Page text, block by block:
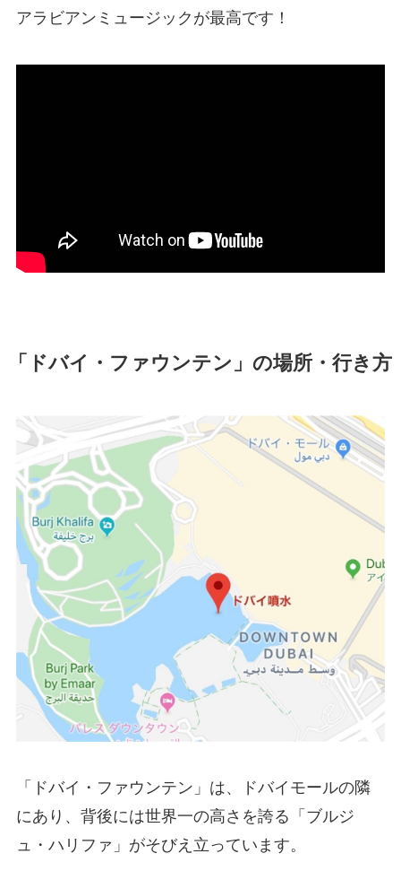
アラビアンミュージックが最高です！
「ドバイ・ファウンテン」の場所・行き方
「ドバイ・ファウンテン」は、ドバイモールの隣
にあり、背後には世界一の高さを誇る「ブルジ
ュ・ハリファ」がそびえ立っています。